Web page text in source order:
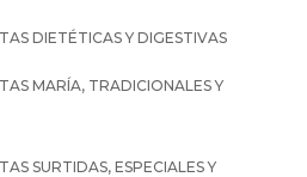
DIETÉTICAS Y DIGESTIVAS
MARÍA, TRADICIONALES Y
SURTIDAS, ESPECIALES Y